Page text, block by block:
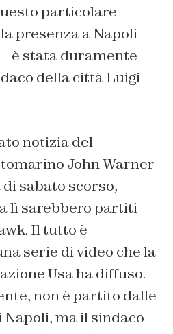
particolare
presenza a Napoli
è stata duramente
della città Luigi
notizia del
John Warner
sabato scorso,
lì sarebbero partiti
Il tutto è
serie di video che la
Usa ha diffuso.
non è partito dalle
ma il sindaco